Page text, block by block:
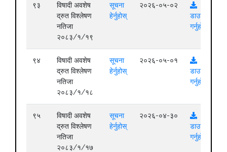
९३
विषादी अवशेष
द्रुत विश्लेषण
नतिजा
२०८३/१/१९
सूचना
हेर्नुहोस्
२०२६-०५-०२
डाउनलोड
गर्नुहोस्
९४
विषादी अवशेष
द्रुत विश्लेषण
नतिजा
२०८३/१/१८
सूचना
हेर्नुहोस्
२०२६-०५-०१
डाउनलोड
गर्नुहोस्
९५
विषादी अवशेष
द्रुत विश्लेषण
नतिजा
२०८३/१/१७
सूचना
हेर्नुहोस्
२०२६-०४-३०
डाउनलोड
गर्नुहोस्